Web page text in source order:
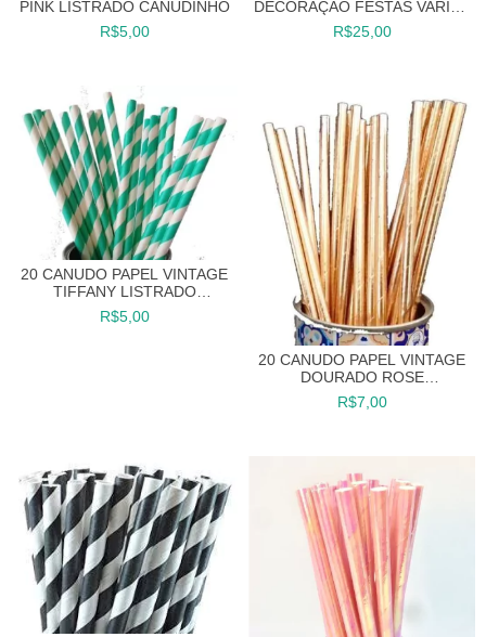
PINK LISTRADO CANUDINHO
R$5,00
DECORAÇÃO FESTAS VARIAS
CORES DISPONIVEIS
R$25,00
20 CANUDO PAPEL VINTAGE
TIFFANY LISTRADO
CANUDINHO
R$5,00
20 CANUDO PAPEL VINTAGE
DOURADO ROSE
METALIZADO CANUDINHO
R$7,00